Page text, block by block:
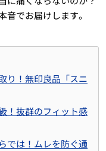
でお届けします。
り！無印良品「スニ
！抜群のフィット感
では！ムレを防ぐ通